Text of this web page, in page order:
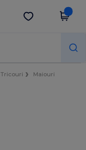
Descarcă app
Tricouri
Maiouri